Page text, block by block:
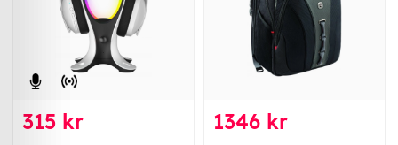
315 kr 1346 kr